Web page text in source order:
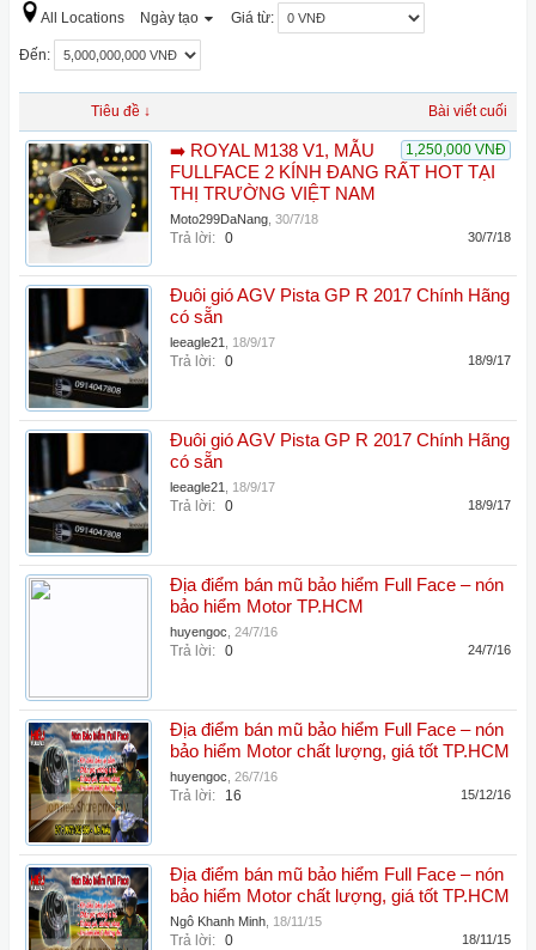
All Locations Ngày tạo Giá từ:
Đến:
Tiêu đề ↓ Bài viết cuối
1,250,000 VNĐ
➡️ ROYAL M138 V1, MẪU
FULLFACE 2 KÍNH ĐANG RẤT HOT TẠI
THỊ TRƯỜNG VIỆT NAM
Moto299DaNang 30/7/18
Trả lời: 0 30/7/18
Đuôi gió AGV Pista GP R 2017 Chính Hãng
có sẵn
leeagle21 18/9/17
Trả lời: 0 18/9/17
Đuôi gió AGV Pista GP R 2017 Chính Hãng
có sẵn
leeagle21 18/9/17
Trả lời: 0 18/9/17
Địa điểm bán mũ bảo hiểm Full Face – nón
bảo hiểm Motor TP.HCM
huyengoc 24/7/16
Trả lời: 0 24/7/16
Địa điểm bán mũ bảo hiểm Full Face – nón
bảo hiểm Motor chất lượng, giá tốt TP.HCM
huyengoc 26/7/16
Trả lời: 16 15/12/16
Địa điểm bán mũ bảo hiểm Full Face – nón
bảo hiểm Motor chất lượng, giá tốt TP.HCM
Ngô Khanh Minh 18/11/15
Trả lời: 0 18/11/15